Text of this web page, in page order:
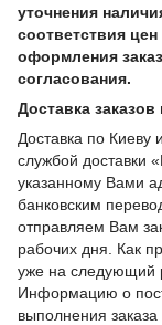
уточнения
соответствия
оформления
согласования.
Доставка
Доставка по Киеву
службой доставки
указанному Вами
банковским
отправляем Вам
рабочих дня. Как
уже на следующий
Информацию о
выполнения